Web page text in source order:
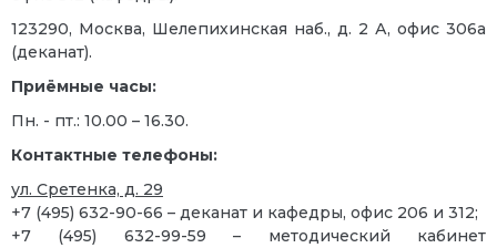
123290, Москва, Шелепихинская наб., д. 2 А, офис 306а
(деканат).
Приёмные часы:
Пн. - пт.: 10.00 – 16.30.
Контактные телефоны:
ул. Сретенка, д. 29
+7 (495) 632-90-66 – деканат и кафедры, офис 206 и 312;
+7 (495) 632-99-59 – методический кабинет